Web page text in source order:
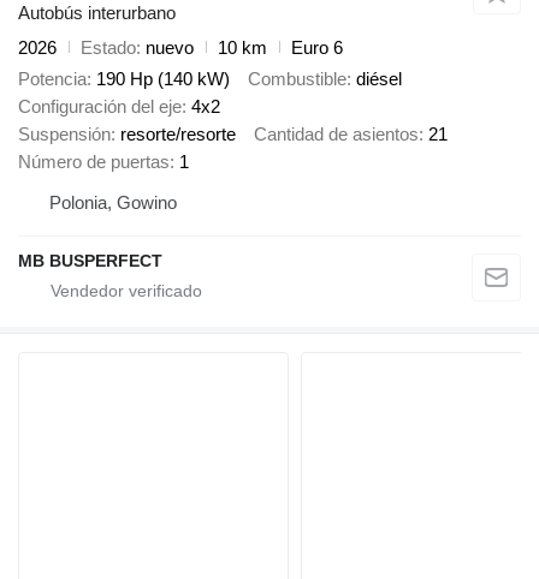
Autobús interurbano
2026
Estado nuevo 10 km
Euro 6
Potencia 190 Hp (140 kW) Combustible diésel
Configuración del eje 4x2
Suspensión resorte/resorte Cantidad de asientos 21
Número de puertas 1
Polonia, Gowino
MB BUSPERFECT